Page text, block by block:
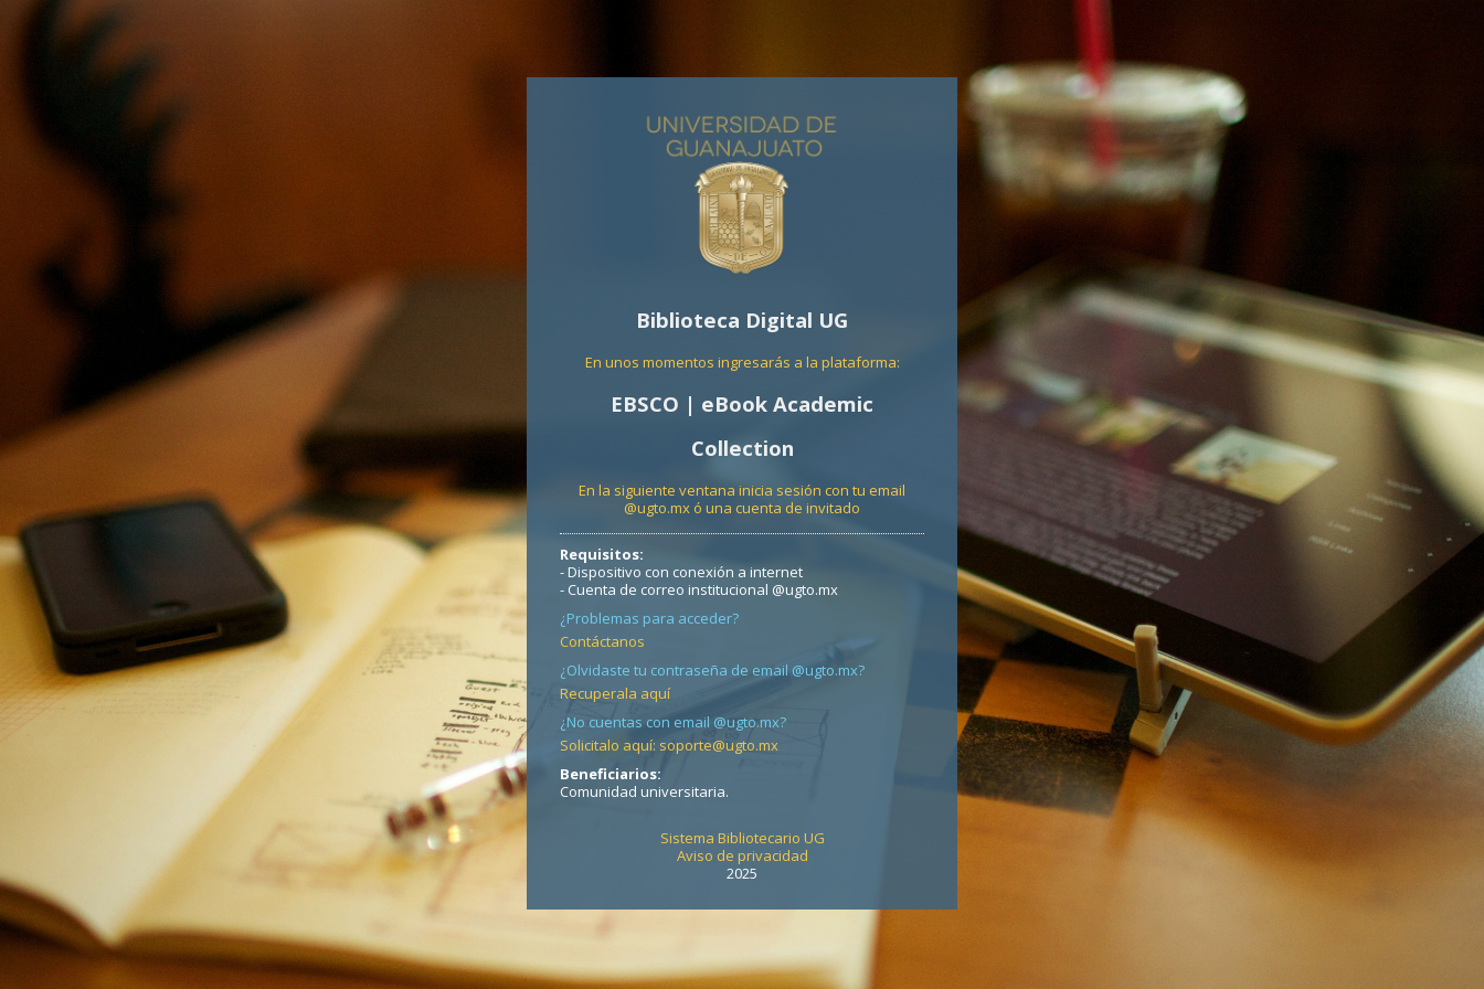
Biblioteca Digital UG
En unos momentos ingresarás a la plataforma:
EBSCO | eBook Academic
Collection
En la siguiente ventana inicia sesión con tu email
@ugto.mx ó una cuenta de invitado
Requisitos:
- Dispositivo con conexión a internet
- Cuenta de correo institucional @ugto.mx
¿Problemas para acceder?
Contáctanos
¿Olvidaste tu contraseña de email @ugto.mx?
Recuperala aquí
¿No cuentas con email @ugto.mx?
Solicitalo aquí: soporte@ugto.mx
Beneficiarios:
Comunidad universitaria.
Sistema Bibliotecario UG
Aviso de privacidad
2025